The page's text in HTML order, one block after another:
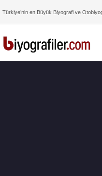
Türkiye’nin en Büyük Biyografi ve